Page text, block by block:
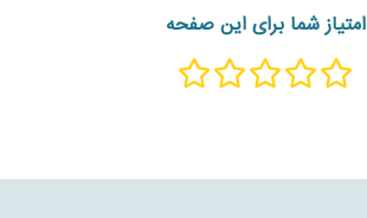
امتیاز شما برای این صفحه